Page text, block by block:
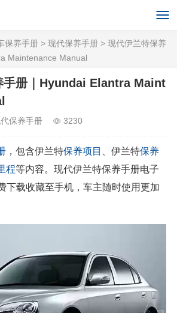
保养手册 > 现代保养手册 > 现代伊兰特保养
Maintenance Manual
手册｜Hyundai Elantra Maint
保养手册 3230
，包含伊兰特保养项目 、伊兰特保养
程等内容。现代伊兰特保养手册电子
下载收藏至手机，车主随时使用更加